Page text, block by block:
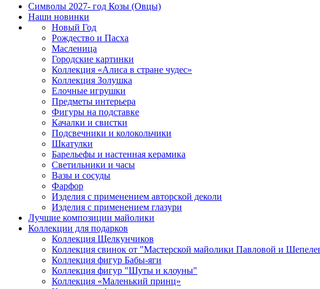
Символы 2027- год Козы (Овцы)
Наши новинки
Новый Год
Рождество и Пасха
Масленица
Городские картинки
Коллекция «Алиса в стране чудес»
Коллекция Золушка
Елочные игрушки
Предметы интерьера
Фигуры на подставке
Качалки и свистки
Подсвечники и колокольчики
Шкатулки
Барельефы и настенная керамика
Светильники и часы
Вазы и сосуды
Фарфор
Изделия с применением авторской деколи
Изделия с применением глазури
Лучшие композиции майолики
Коллекции для подарков
Коллекция Щелкунчиков
Коллекция свинок от "Мастерской майолики Павловой и
Коллекция фигур Бабы-яги
Коллекция фигур "Шуты и клоуны"
Коллекция «Маленький принц»